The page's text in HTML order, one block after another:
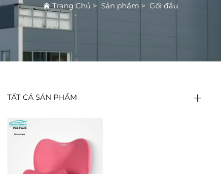
Trang Chủ > Sản phẩm > Gối đầu
TẤT CẢ SẢN PHẨM